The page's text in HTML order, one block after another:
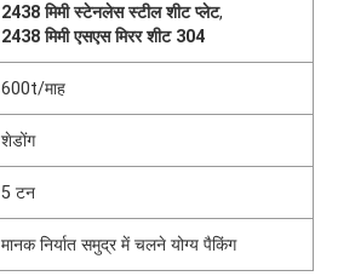
2438 मिमी स्टेनलेस स्टील शीट प्लेट,
2438 मिमी एसएस मिरर शीट 304
600t/माह
शेडोंग
5 टन
मानक निर्यात समुद्र में चलने योग्य पैकिंग